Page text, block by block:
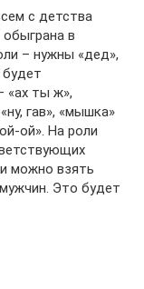
с детства
в
– нужны «дед»,
будет
«ах ты ж»,
гав», «мышка»
ой». На роли
можно взять
Это будет